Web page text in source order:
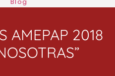
AMEPAP 2018